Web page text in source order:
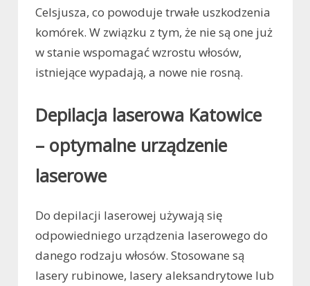
Celsjusza, co powoduje trwałe uszkodzenia
komórek. W związku z tym, że nie są one już
w stanie wspomagać wzrostu włosów,
istniejące wypadają, a nowe nie rosną.
Depilacja laserowa Katowice
– optymalne urządzenie
laserowe
Do depilacji laserowej używają się
odpowiedniego urządzenia laserowego do
danego rodzaju włosów. Stosowane są
lasery rubinowe, lasery aleksandrytowe lub